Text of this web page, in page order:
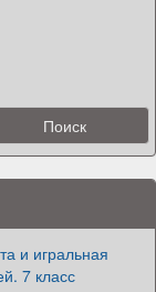
и игральная
7 класс